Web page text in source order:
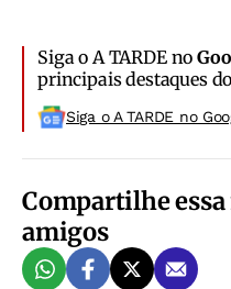
Siga o A TARDE no
principais destaques
Siga o A TARDE no
Compartilhe
amigos